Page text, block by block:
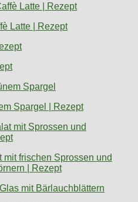
Latte | Rezept
Spargel | Rezept
mit frischen Sprossen und
| Rezept